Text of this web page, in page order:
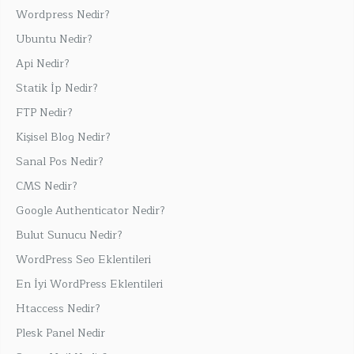
Wordpress Nedir?
Ubuntu Nedir?
Api Nedir?
Statik İp Nedir?
FTP Nedir?
Kişisel Blog Nedir?
Sanal Pos Nedir?
CMS Nedir?
Google Authenticator Nedir?
Bulut Sunucu Nedir?
WordPress Seo Eklentileri
En İyi WordPress Eklentileri
Htaccess Nedir?
Plesk Panel Nedir